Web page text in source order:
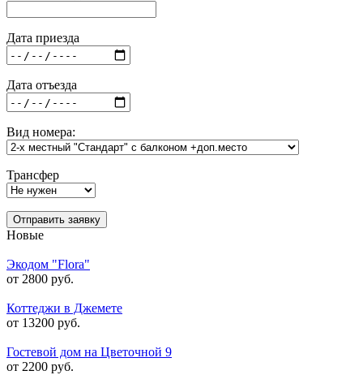
Дата приезда
Дата отъезда
Вид номера:
Трансфер
Отправить заявку
Новые
Экодом "Flora"
от 2800 руб.
Коттеджи в Джемете
от 13200 руб.
Гостевой дом на Цветочной 9
от 2200 руб.